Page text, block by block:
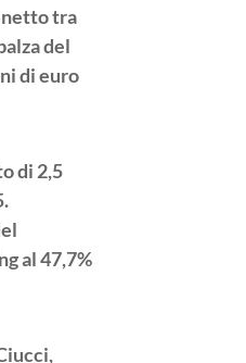
tra
del
di euro
di 2,5
al 47,7%